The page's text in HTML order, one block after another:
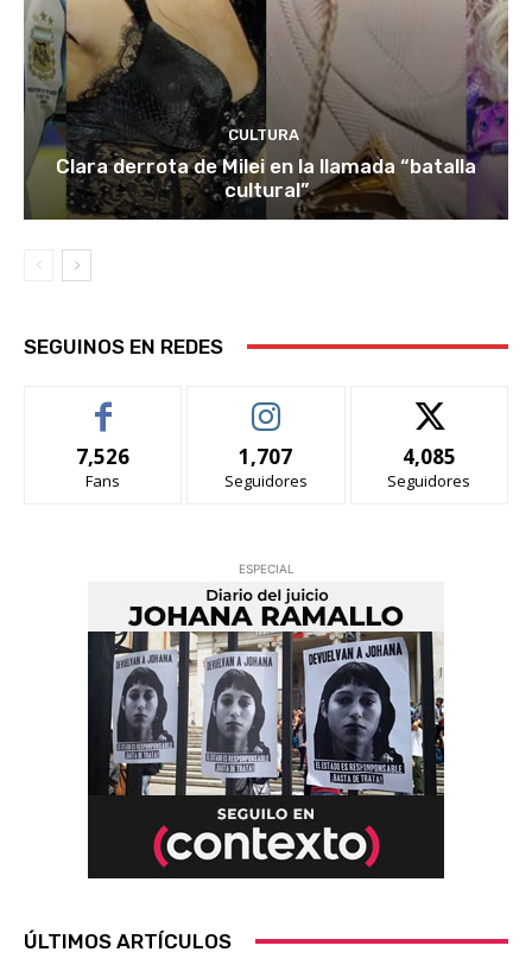
CULTURA
Clara derrota de Milei en la llamada “batalla
cultural”
SEGUINOS EN REDES
7,526
Fans
1,707
Seguidores
4,085
Seguidores
ESPECIAL
ÚLTIMOS ARTÍCULOS